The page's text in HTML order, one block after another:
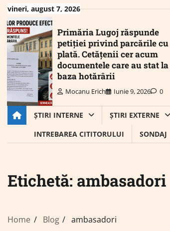
Skip
content
vineri, august 7, 2026
Primăria Lugoj răspunde
petiției privind parcările cu
plată. Cetățenii cer acum
documentele care au stat la
baza hotărârii
Mocanu Erich Iunie 9, 2026 0
ȘTIRI INTERNE ȘTIRI EXTERNE
INTREBAREA CITITORULUI
SONDAJ
Etichetă: ambasadori
Home Blog ambasadori